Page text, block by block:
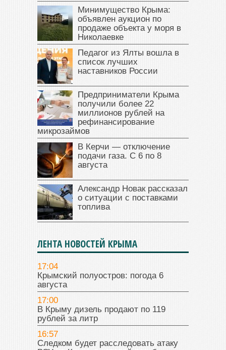
Минимущество Крыма:
объявлен аукцион по
продаже объекта у моря в
Николаевке
Педагог из Ялты вошла в
список лучших
наставников России
Предприниматели Крыма
получили более 22
миллионов рублей на
рефинансирование
микрозаймов
В Керчи — отключение
подачи газа. С 6 по 8
августа
Александр Новак рассказал
о ситуации с поставками
топлива
ЛЕНТА НОВОСТЕЙ КРЫМА
17:04
Крымский полуостров: погода 6
августа
17:00
В Крыму дизель продают по 119
рублей за литр
16:57
Следком будет расследовать атаку